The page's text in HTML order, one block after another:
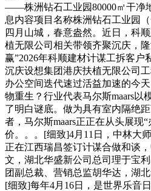
——株洲钻石工业园80000㎡干净
息内容项目名称株洲钻石工业园
四月山城，春意盎然。近日，科
植无限公司相关带领齐聚沉庆，
赢”2026年科顺建材计谋工拆客户
沉庆设想集团港庆扶植无限公司
办公空间迭代速过活益加速的今
物重生？行业代表马尔斯maars以
了明白谜底。做为具有室内隔绝
者，马尔斯maars正正在从头展现
价。。。[细致]4月11日，中林大
正在江西瑞昌签订计谋合做和谈
文，湖北华盛新公司总司理于宝
团副总裁、营销总监胡华达，湖
[细致]每年4月16日，是世界乐音